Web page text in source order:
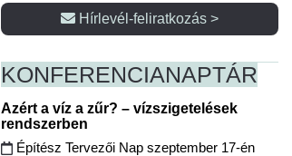
Hírlevél-feliratkozás >
KONFERENCIANAPTÁR
Azért a víz a zűr? – vízszigetelések
rendszerben
Építész Tervezői Nap szeptember 17-én